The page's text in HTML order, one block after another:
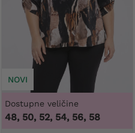
NOVI
Dostupne veličine
48, 50, 52, 54, 56, 58